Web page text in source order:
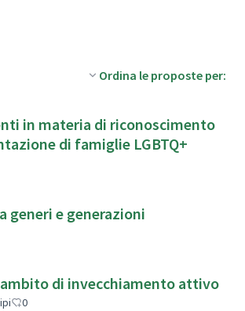
Ordina le proposte per:
in materia di riconoscimento
di famiglie LGBTQ+
generi e generazioni
di invecchiamento attivo
0